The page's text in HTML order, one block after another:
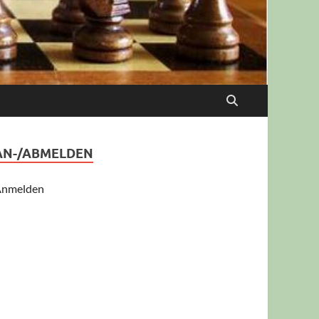
ABMELDEN